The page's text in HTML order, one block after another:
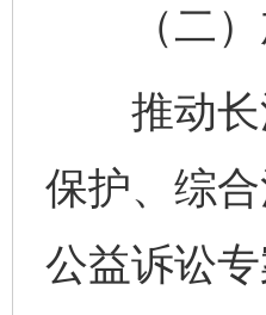
（二）
推动长江
保护、综
公益诉讼